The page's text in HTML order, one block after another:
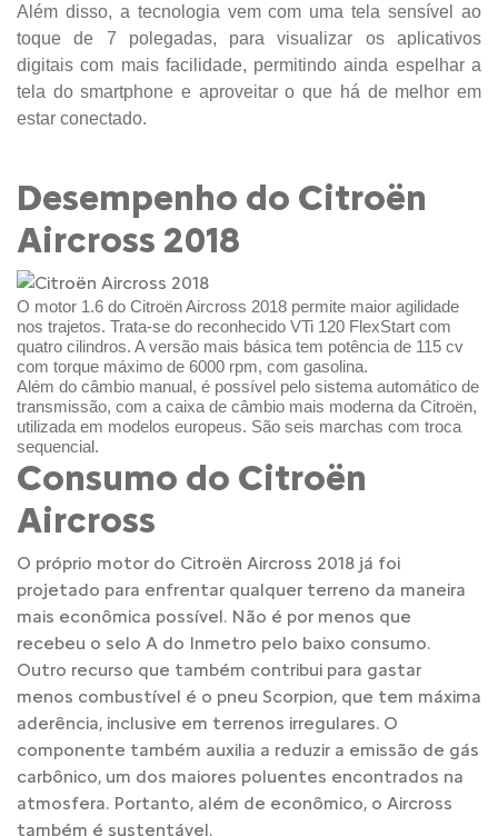
Além disso, a tecnologia vem com uma tela sensível ao
toque de 7 polegadas, para visualizar os aplicativos
digitais com mais facilidade, permitindo ainda espelhar a
tela do smartphone e aproveitar o que há de melhor em
estar conectado.
Desempenho do Citroën
Aircross 2018
O motor 1.6 do Citroën Aircross 2018 permite maior agilidade
nos trajetos. Trata-se do reconhecido VTi 120 FlexStart com
quatro cilindros. A versão mais básica tem potência de 115 cv
com torque máximo de 6000 rpm, com gasolina.
Além do câmbio manual, é possível pelo sistema automático de
transmissão, com a caixa de câmbio mais moderna da Citroën,
utilizada em modelos europeus. São seis marchas com troca
sequencial.
Consumo do Citroën
Aircross
O próprio motor do Citroën Aircross 2018 já foi
projetado para enfrentar qualquer terreno da maneira
mais econômica possível. Não é por menos que
recebeu o selo A do Inmetro pelo baixo consumo.
Outro recurso que também contribui para gastar
menos combustível é o pneu Scorpion, que tem máxima
aderência, inclusive em terrenos irregulares. O
componente também auxilia a reduzir a emissão de gás
carbônico, um dos maiores poluentes encontrados na
atmosfera. Portanto, além de econômico, o Aircross
também é sustentável.